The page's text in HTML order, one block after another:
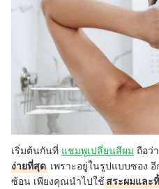
เริ่มต้นกันที่ แชมพูเปลี่ยนสีผม ถือว่
ง่ายที่สุด เพราะอยู่ในรูปแบบซอง
ซ้อน เพียงคุณนำไปใช้สระผมและ